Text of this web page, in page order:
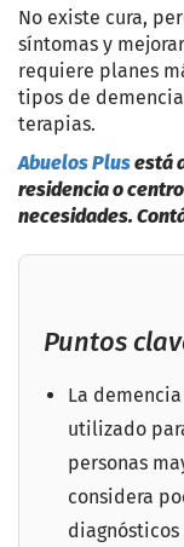
No existe cura,
síntomas y
requiere planes
tipos de
terapias.
Abuelos Plusestá
residencia o
necesidades.
Puntos
La
utilizado
personas
considera
diagnósticos